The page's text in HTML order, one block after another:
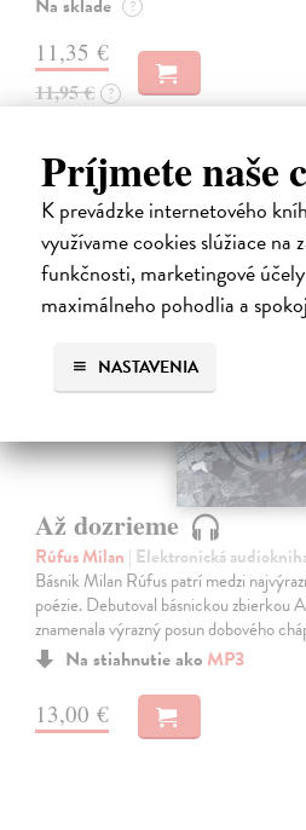
Príjmete naše
K prevádzke internetového
využívame cookies slúžiace na
funkčnosti, marketingové
maximálneho pohodlia a
NASTAVENIA
Na sklade ?
11,35 €
11,95 € ?
E-
Až dozrieme
Rúfus Milan | Elektronická
Básnik Milan Rúfus patrí medzi
poézie. Debutoval básnickou zbierkou
znamenala výrazný posun dobového
Na stiahnutie ako MP3
13,00 €